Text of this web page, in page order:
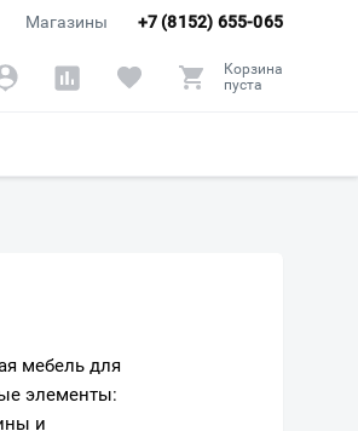
+7 (8152) 655-065
Магазины
Корзина
пуста
мебель для
элементы:
и